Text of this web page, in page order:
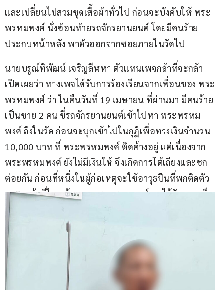
และเปลี่ยนไปสวมชุดเสื้อผ้าทั่วไป ก่อนจะบังคับให้ พระ
พรหมพงศ์ นั่งซ้อนท้ายรถจักรยานยนต์ โดยมีคนร้าย
ประกบหน้าหลัง พาตัวออกจากซอยภายในวัดไป
นายบรูณ์ทิพัฒน์ เจริญลีฬหา ตัวแทนเพจกล้าที่จะกล้า
เปิดเผยว่า ทางเพจได้รับการร้องเรียนจากเพื่อนของ พระ
พรหมพงศ์ ว่า ในคืนวันที่ 19 เมษายน ที่ผ่านมา มีคนร้าย
เป็นชาย 2 คน ขี่รถจักรยานยนต์เข้าไปหา พระพรหม
พงศ์ ถึงในวัด ก่อนจะบุกเข้าไปในกุฏิเพื่อทวงเงินจำนวน
10,000 บาท ที่ พระพรหมพงศ์ ติดค้างอยู่ แต่เนื่องจาก
พระพรหมพงศ์ ยังไม่มีเงินให้ จึงเกิดการโต้เถียงและชก
ต่อยกัน ก่อนที่หนึ่งในผู้ก่อเหตุจะใช้อาวุธปืนที่พกติดตัว
มาตบเข้าที่ใบหน้าของ พระพรหมพงศ์ จนได้รับบาดเจ็บ